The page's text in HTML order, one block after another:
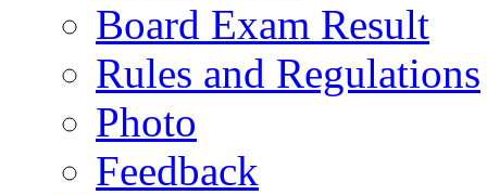
Board Exam Result
Rules and Regulations
Photo
Feedback